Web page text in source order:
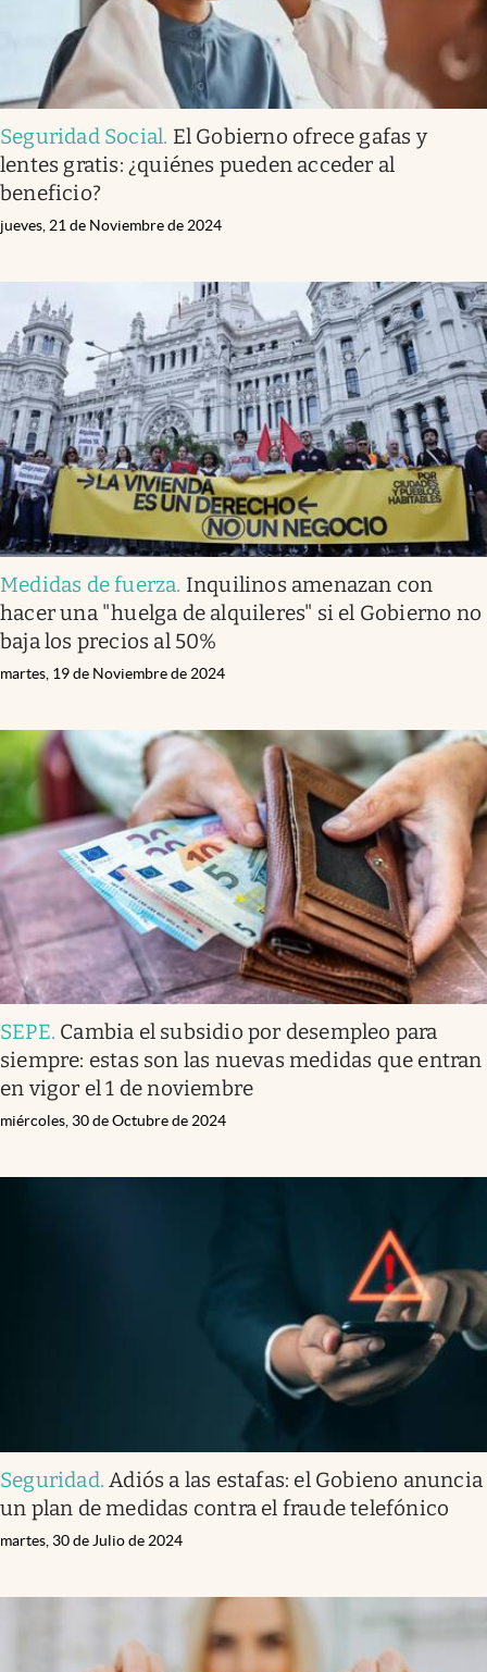
Seguridad Social. El Gobierno ofrece gafas y
lentes gratis: ¿quiénes pueden acceder al
beneficio?
jueves, 21 de Noviembre de 2024
Medidas de fuerza. Inquilinos amenazan con
hacer una "huelga de alquileres" si el Gobierno no
baja los precios al 50%
martes, 19 de Noviembre de 2024
SEPE. Cambia el subsidio por desempleo para
siempre: estas son las nuevas medidas que entran
en vigor el 1 de noviembre
miércoles, 30 de Octubre de 2024
Seguridad. Adiós a las estafas: el Gobieno anuncia
un plan de medidas contra el fraude telefónico
martes, 30 de Julio de 2024